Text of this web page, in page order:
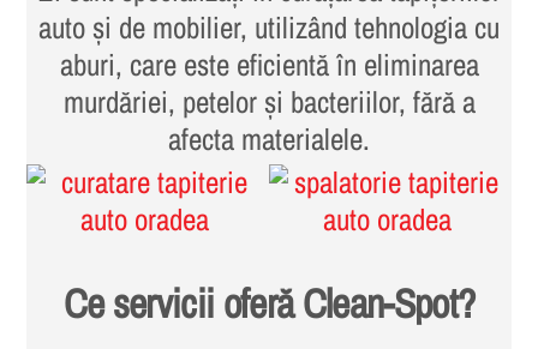
auto și de mobilier, utilizând tehnologia cu
aburi, care este eficientă în eliminarea
murdăriei, petelor și bacteriilor, fără a
afecta materialele.
Ce servicii oferă Clean-Spot?